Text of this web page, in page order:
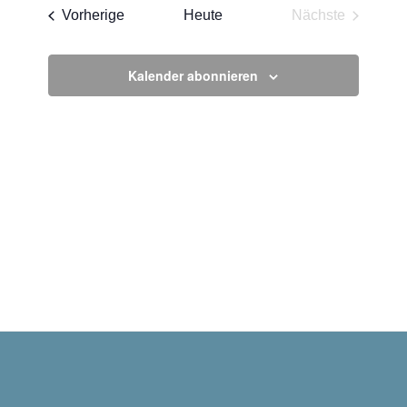
VorherigeVeranstaltungen
Heute
Nächste
Kalender abonnieren